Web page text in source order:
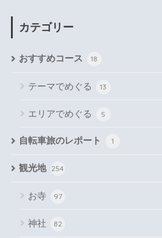
カテゴリー
おすすめコース 18
テーマでめぐる 13
エリアでめぐる 5
自転車旅のレポート 1
観光地 254
お寺 97
神社 82